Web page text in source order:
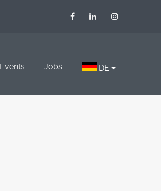
Events Jobs DE